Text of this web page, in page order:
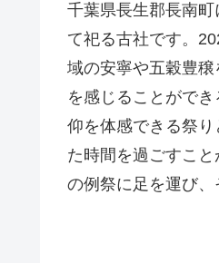
千葉県長生郡長南
て祀る古社です。
域の安寧や五穀豊
を感じることがで
仰を体感できる祭
た時間を過ごすこ
の例祭に足を運び、